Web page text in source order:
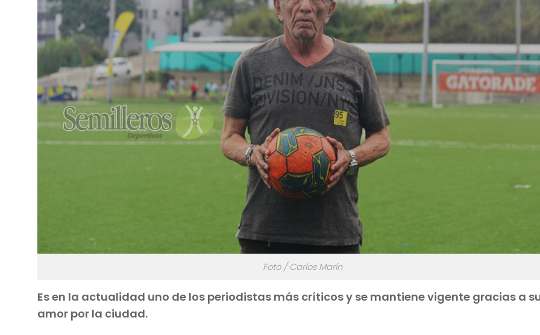
Foto / Carlos Marín
Es en la actualidad uno de los periodistas más críticos y se mantiene vigente gracias a
amor por la ciudad.